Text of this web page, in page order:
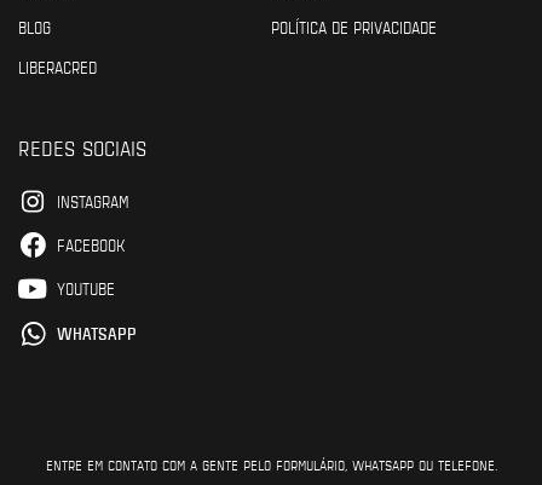
BLOG
POLÍTICA DE PRIVACIDADE
LIBERACRED
REDES SOCIAIS
INSTAGRAM
FACEBOOK
YOUTUBE
WHATSAPP
ENTRE EM CONTATO COM A GENTE PELO FORMULÁRIO, WHATSAPP OU TELEFONE.